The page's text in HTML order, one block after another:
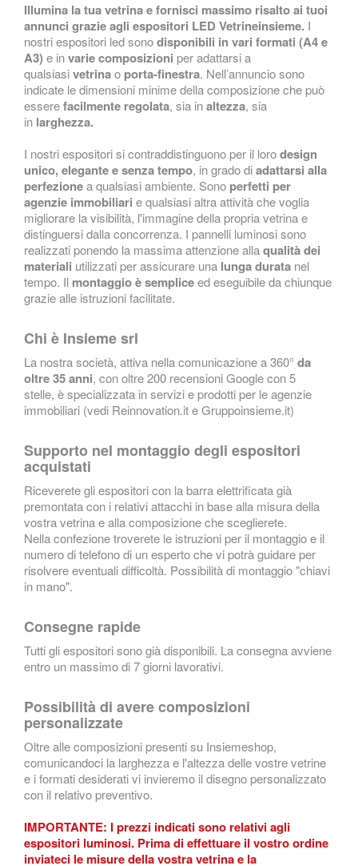
Illumina la tua vetrina e fornisci massimo risalto ai tuoi
annunci grazie agli espositori LED Vetrineinsieme. I
nostri espositori led sonodisponibili in vari formati (A4 e
A3)e invarie composizioni per adattarsi a
qualsiasivetrinao porta-finestra. Nell’annuncio sono
indicate le dimensioni minime della composizione che può
esserefacilmente regolata, sia inaltezza, sia
in larghezza.
I nostri espositori si contraddistinguono per il lorodesign
unico, elegante e senza tempo, in grado diadattarsi alla
perfezionea qualsiasi ambiente. Sono perfetti per
agenzie immobiliari e qualsiasi altra attività che voglia
migliorare la visibilità, l'immagine della propria vetrina e
distinguersi dalla concorrenza. I pannelli luminosi sono
realizzati ponendo la massima attenzione allaqualità dei
materiali utilizzati per assicurare una lunga durata nel
tempo. Il montaggio è sempliceed eseguibile da chiunque
grazie alle istruzioni facilitate.
Chi è Insieme srl
La nostra società, attiva nella comunicazione a 360° da
oltre 35 anni, con oltre 200 recensioni Google con 5
stelle, è specializzata in servizi e prodotti per le agenzie
immobiliari (vedi Reinnovation.iteGruppoinsieme.it)
Supporto nel montaggio degli espositori
acquistati
Riceverete gli espositori con la barra elettrificata già
premontata con i relativi attacchi in base alla misura della
vostra vetrina e alla composizione che sceglierete.
Nella confezione troverete le istruzioni per il montaggio e il
numero di telefono di un esperto che vi potrà guidare per
risolvere eventuali difficoltà. Possibilità di montaggio "chiavi
in mano".
Consegne rapide
Tutti gli espositori sono già disponibili. La consegna avviene
entro un massimo di 7 giorni lavorativi.
Possibilità di avere composizioni
personalizzate
Oltre alle composizioni presenti su Insiemeshop,
comunicandoci la larghezza e l'altezza delle vostre vetrine
e i formati desiderati vi invieremo il disegno personalizzato
con il relativo preventivo.
IMPORTANTE: I prezzi indicati sono relativi agli
espositori luminosi. Prima di effettuare il vostro ordine
inviateci le misure della vostra vetrina e la